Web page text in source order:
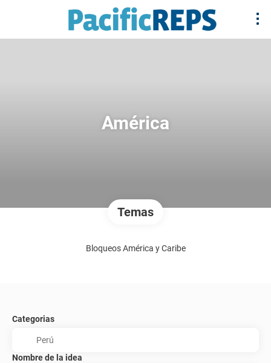
América
Temas
Bloqueos América y Caribe
Categorias
Nombre de la idea